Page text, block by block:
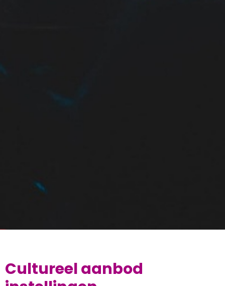
Cultureel aanbod